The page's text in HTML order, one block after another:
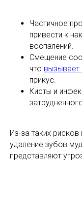
Частичное
привести к
воспалений.
Смещение
что вызывает
прикус.
Кисты и
Из-за таких
удаление зубов
представляют